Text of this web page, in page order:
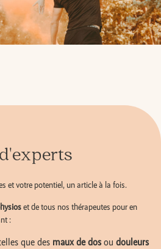
et votre potentiel, un article à la fois.
et de tous nos thérapeutes pour en
:
que des maux de dosou douleurs